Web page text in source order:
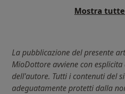
Mostra
La pubblicazione del presente
MioDottore avviene con
dell'autore. Tutti i contenuti del
adeguatamente protetti dalla